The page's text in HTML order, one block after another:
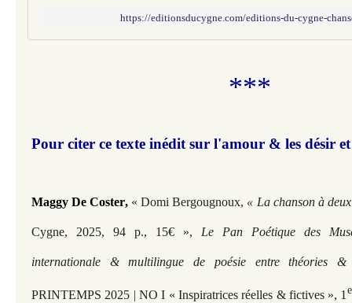
https://editionsducygne.com/editions-du-cygne-
***
Pour citer ce texte inédit sur l'amour & les désir
Maggy De Coster, «Domi Bergougnoux, « La chanson à
Cygne, 2025, 94 p., 15€ », Le Pan Poétique des
internationale & multilingue de poésie entre théories
PRINTEMPS 2025 | NO I « Inspiratrices réelles & fictives », 1